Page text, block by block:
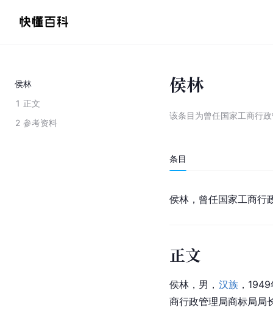
侯林
1 正文
2 参考资料
侯林
该条目为曾任国家工商行
条目
侯林，曾任国家工商行
正文
侯林，男， 汉族，1949
商行政管理局商标局局